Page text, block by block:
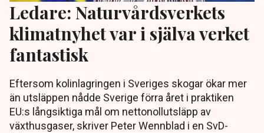
Ledare: Naturvårdsverkets
klimatnyhet var i själva verket
fantastisk
Eftersom kolinlagringen i Sveriges skogar ökar mer
än utsläppen nådde Sverige förra året i praktiken
EU:s långsiktiga mål om nettonollutsläpp av
växthusgaser, skriver Peter Wennblad i en SvD-